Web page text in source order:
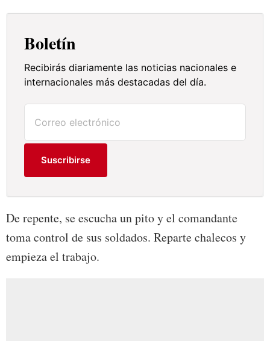
Boletín
Recibirás diariamente las noticias nacionales e
internacionales más destacadas del día.
Suscribirse
De repente, se escucha un pito y el comandante
toma control de sus soldados. Reparte chalecos y
empieza el trabajo.